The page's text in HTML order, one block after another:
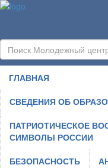
ГЛАВНАЯ
СВЕДЕНИЯ ОБ
ПАТРИОТИЧЕСКОЕ
СИМВОЛЫ РОССИИ
БЕЗОПАСНОСТЬ